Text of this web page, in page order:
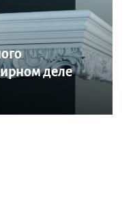
деле